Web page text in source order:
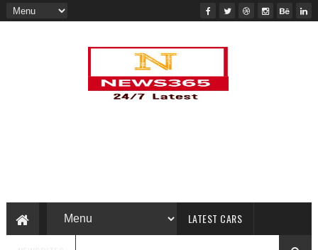
LATEST CARS